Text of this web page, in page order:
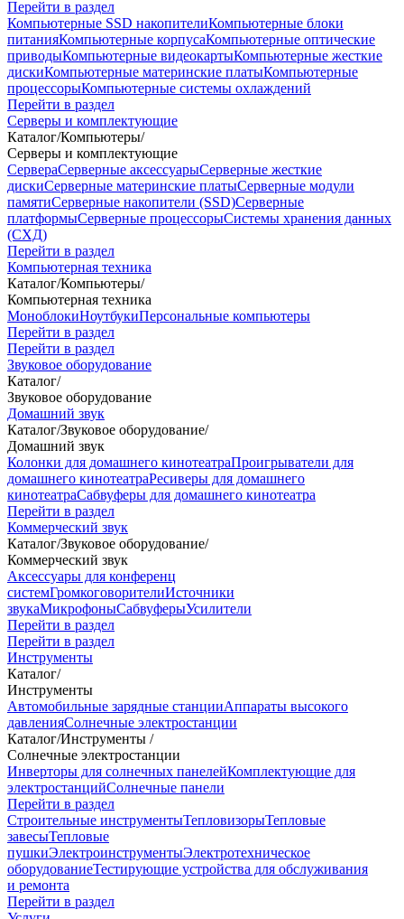
Перейти в раздел
Компьютерные SSD накопителиКомпьютерные блоки
питанияКомпьютерные корпусаКомпьютерные оптические
приводыКомпьютерные видеокартыКомпьютерные жесткие
дискиКомпьютерные материнские платыКомпьютерные
процессорыКомпьютерные системы охлаждений
Перейти в раздел
Серверы и комплектующие
Каталог/Компьютеры/
Серверы и комплектующие
СервераСерверные аксессуарыСерверные жесткие
дискиСерверные материнские платыСерверные модули
памятиСерверные накопители (SSD)Серверные
платформыСерверные процессорыСистемы хранения данных
(СХД)
Перейти в раздел
Компьютерная техника
Каталог/Компьютеры/
Компьютерная техника
МоноблокиНоутбукиПерсональные компьютеры
Перейти в раздел
Перейти в раздел
Звуковое оборудование
Каталог/
Звуковое оборудование
Домашний звук
Каталог/Звуковое оборудование/
Домашний звук
Колонки для домашнего кинотеатраПроигрыватели для
домашнего кинотеатраРесиверы для домашнего
кинотеатраСабвуферы для домашнего кинотеатра
Перейти в раздел
Коммерческий звук
Каталог/Звуковое оборудование/
Коммерческий звук
Аксессуары для конференц
системГромкоговорителиИсточники
звукаМикрофоныСабвуферыУсилители
Перейти в раздел
Перейти в раздел
Инструменты
Каталог/
Инструменты
Автомобильные зарядные станцииАппараты высокого
давленияСолнечные электростанции
Каталог/Инструменты /
Солнечные электростанции
Инверторы для солнечных панелейКомплектующие для
электростанцийСолнечные панели
Перейти в раздел
Строительные инструментыТепловизорыТепловые
завесыТепловые
пушкиЭлектроинструментыЭлектротехническое
оборудованиеТестирующие устройства для обслуживания
и ремонта
Перейти в раздел